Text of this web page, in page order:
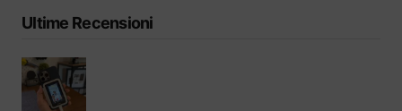
Ultime Recensioni